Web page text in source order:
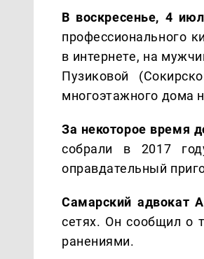
В воскресенье, 4
профессионального
в интернете, на
Пузиковой
многоэтажного дома
За некоторое время
собрали в 2017
оправдательный
Самарский адвокат
сетях. Он сообщил о
ранениями.